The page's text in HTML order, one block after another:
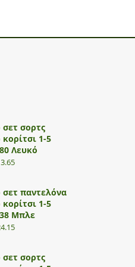
σετ σορτς
1-5
Λευκό
σετ παντελόνα
1-5
Μπλε
σετ σορτς